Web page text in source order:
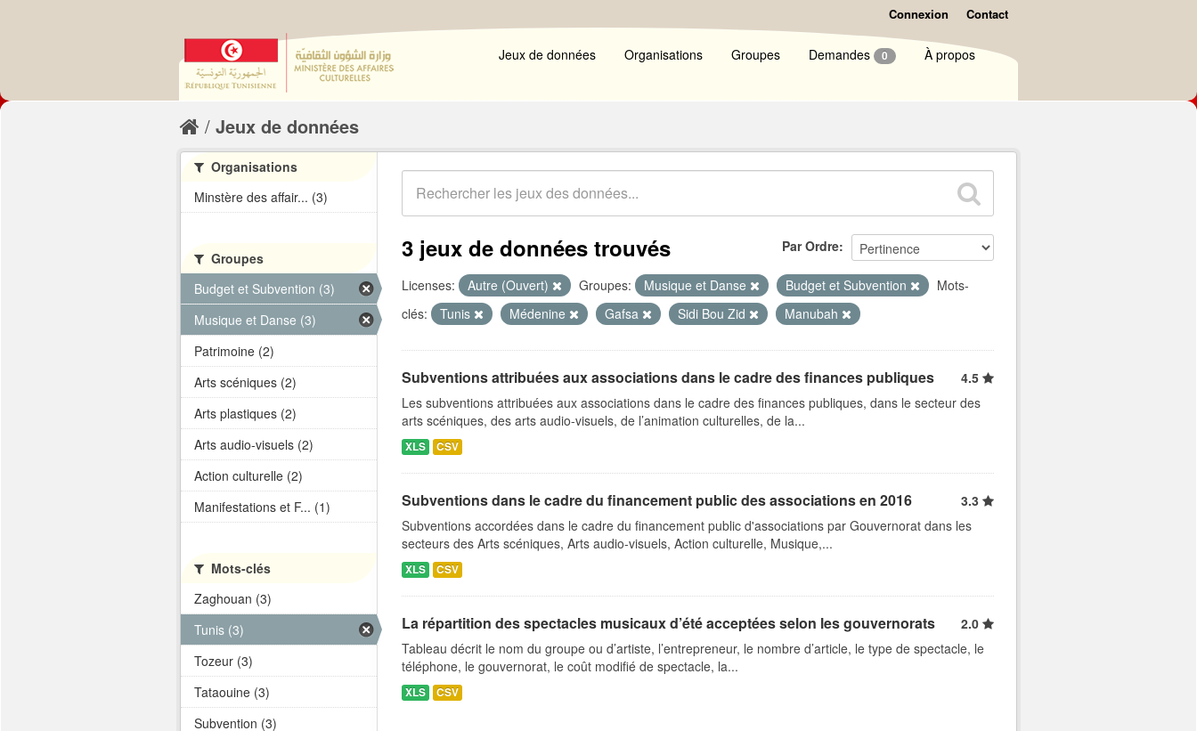
Connexion Contact
Jeux de données Organisations Groupes Demandes 0 À propos
Jeux de données
Par Ordre
3 jeux de données trouvés
Licenses: Autre (Ouvert) Groupes: Musique et Danse Budget et Subvention
Mots-
clés:
Tunis Médenine Gafsa Sidi Bou Zid Manubah
Subventions attribuées aux associations dans le cadre des finances publiques
4.5
Les subventions attribuées aux associations dans le cadre des finances publiques, dans le secteur des
arts scéniques, des arts audio-visuels, de l’animation culturelles, de la...
XLS CSV
Subventions dans le cadre du financement public des associations en 2016
3.3
Subventions accordées dans le cadre du financement public d'associations par Gouvernorat dans les
secteurs des Arts scéniques, Arts audio-visuels, Action culturelle, Musique,...
XLS CSV
La répartition des spectacles musicaux d’été acceptées selon les gouvernorats
2.0
Tableau décrit le nom du groupe ou d’artiste, l’entrepreneur, le nombre d’article, le type de spectacle, le
téléphone, le gouvernorat, le coût modifié de spectacle, la...
XLS CSV
Organisations
Minstère des affair... (3)
Groupes
Budget et Subvention (3)
Musique et Danse (3)
Patrimoine (2)
Arts scéniques (2)
Arts plastiques (2)
Arts audio-visuels (2)
Action culturelle (2)
Manifestations et F... (1)
Mots-clés
Zaghouan (3)
Tunis (3)
Tozeur (3)
Tataouine (3)
Subvention (3)